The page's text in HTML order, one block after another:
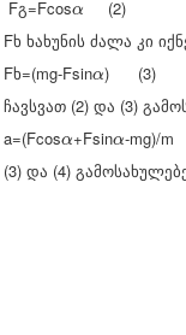
Fგ=Fcosα
α (2)
Fხ ხახუნის ძალა კი
Fხ=(mg-Fsinα
α) (3)
ჩავსვათ (2) და (3)
a=(Fcosα
α+Fsinα
α-mg)/
(3) და (4)